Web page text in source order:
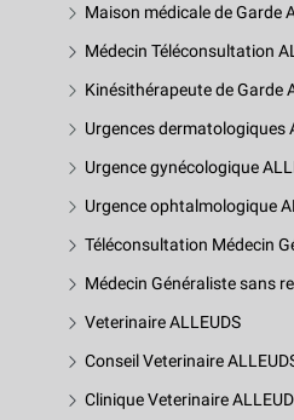
Maison médicale de Garde
Médecin Téléconsultation
Kinésithérapeute de Garde
Urgences dermatologiques
Urgence gynécologique
Urgence ophtalmologique
Téléconsultation Médecin
Médecin Généraliste sans
Veterinaire ALLEUDS
Conseil Veterinaire
Clinique Veterinaire